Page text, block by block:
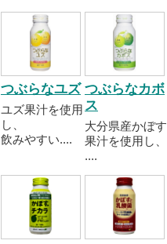
つぶらなユズ
ユズ果汁を使用
し、
飲みやすい....
つぶらなカボ
ス
大分県産かぼす
果汁を使用し、
....